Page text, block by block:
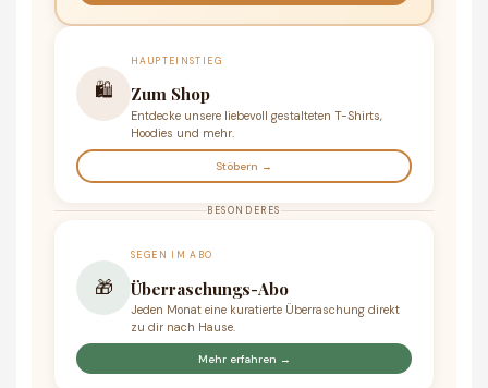
🛍️
HAUPTEINSTIEG
Zum Shop
Entdecke unsere liebevoll gestalteten T-Shirts,
Hoodies und mehr.
Stöbern →
BESONDERES
🎁
SEGEN IM ABO
Überraschungs-Abo
Jeden Monat eine kuratierte Überraschung direkt
zu dir nach Hause.
Mehr erfahren →